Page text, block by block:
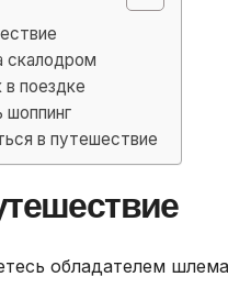
скалодром
поездке
шоппинг
в путешествие
обладателем